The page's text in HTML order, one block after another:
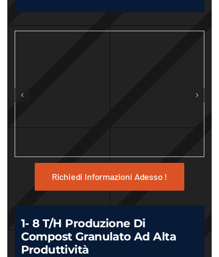
Richiedi Informazioni Adesso !
1- 8 T/h Produzione Di
Compost Granulato Ad Alta
Produttività